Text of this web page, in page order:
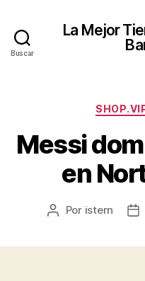
Buscar
La Mejor
Messi
en
Autor
Por istern